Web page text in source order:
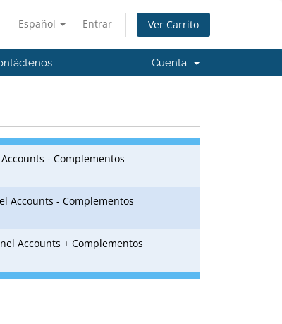
Español Entrar Ver Carrito
Cuenta
- Complementos
Accounts - Complementos
Accounts + Complementos